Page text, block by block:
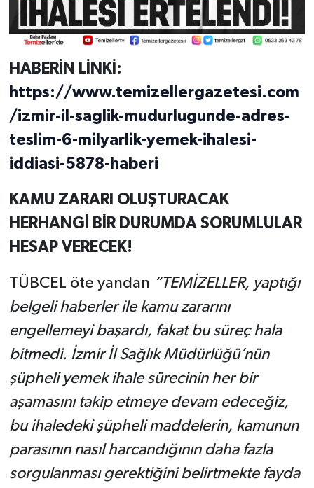
HABERİN LİNKİ:
https://www.temizellergazetesi.com
/izmir-il-saglik-mudurlugunde-adres-
teslim-6-milyarlik-yemek-ihalesi-
iddiasi-5878-haberi
KAMU ZARARI OLUŞTURACAK
HERHANGİ BİR DURUMDA SORUMLULAR
HESAP VERECEK!
TÜBCEL öte yandan “TEMİZELLER, yaptığı
belgeli haberler ile kamu zararını
engellemeyi başardı, fakat bu süreç hala
bitmedi. İzmir İl Sağlık Müdürlüğü’nün
şüpheli yemek ihale sürecinin her bir
aşamasını takip etmeye devam edeceğiz,
bu ihaledeki şüpheli maddelerin, kamunun
parasının nasıl harcandığının daha fazla
sorgulanması gerektiğini belirtmekte fayda